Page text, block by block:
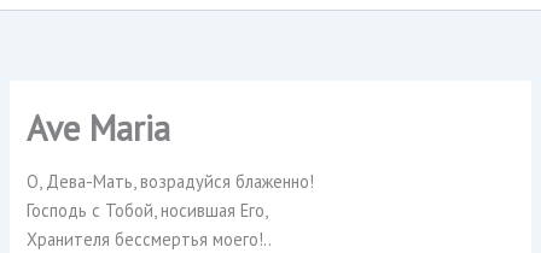
Ave Maria
О, Дева-Мать, возрадуйся блаженно!
Господь с Тобой, носившая Его,
Хранителя бессмертья моего!..